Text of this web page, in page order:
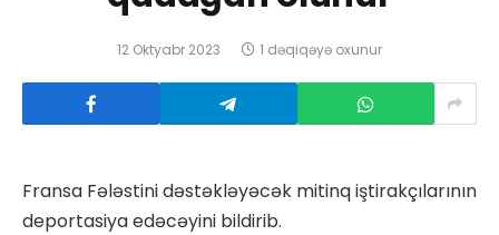
12 Oktyabr 2023 1 dəqiqəyə oxunur
Fransa Fələstini dəstəkləyəcək mitinq iştirakçılarının
deportasiya edəcəyini bildirib.